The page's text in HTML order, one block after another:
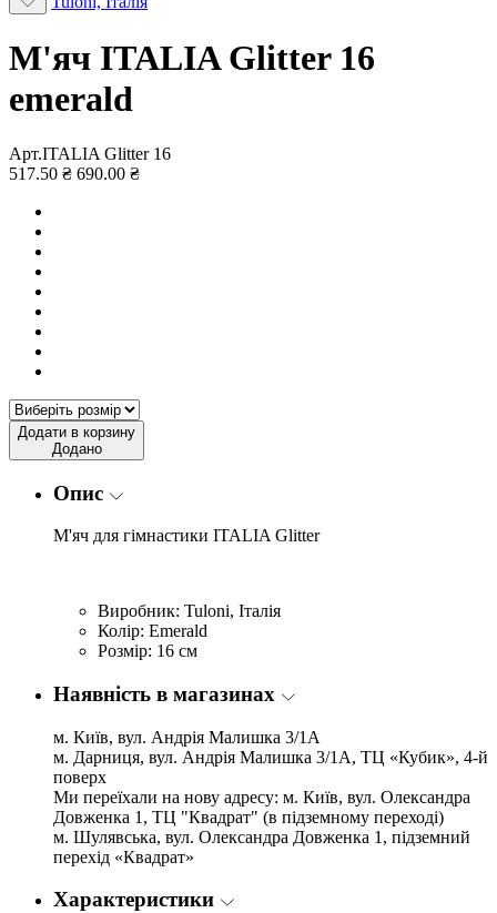
М'яч ITALIA Glitter 16
emerald
Арт.ITALIA Glitter 16
517.50 ₴ 690.00 ₴
Додати в корзину
Додано
Опис
М'яч для гімнастики ITALIA Glitter
Виробник: Tuloni, Італія
Колір: Emerald
Розмір: 16 см
Наявність в магазинах
м. Київ, вул. Андрія Малишка 3/1А
м. Дарниця, вул. Андрія Малишка 3/1А, ТЦ «Кубик», 4-й
поверх
Ми переїхали на нову адресу: м. Київ, вул. Олександра
Довженка 1, ТЦ "Квадрат" (в підземному переході)
м. Шулявська, вул. Олександра Довженка 1, підземний
перехід «Квадрат»
Характеристики